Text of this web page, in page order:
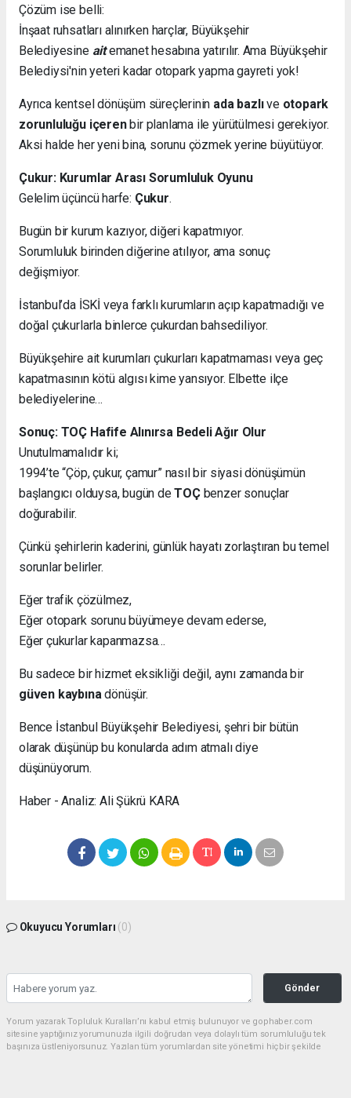
Çözüm ise belli:
İnşaat ruhsatları alınırken harçlar, Büyükşehir
Belediyesine aitemanet hesabına yatırılır. Ama Büyükşehir
Belediysi'nin yeteri kadar otopark yapma gayreti yok!
Ayrıca kentsel dönüşüm süreçlerinin ada bazlıve otopark
zorunluluğu içerenbir planlama ile yürütülmesi gerekiyor.
Aksi halde her yeni bina, sorunu çözmek yerine büyütüyor.
Çukur: Kurumlar Arası Sorumluluk Oyunu
Gelelim üçüncü harfe: Çukur.
Bugün bir kurum kazıyor, diğeri kapatmıyor.
Sorumluluk birinden diğerine atılıyor, ama sonuç
değişmiyor.
İstanbul’da İSKİ veya farklı kurumların açıp kapatmadığı ve
doğal çukurlarla binlerce çukurdan bahsediliyor.
Büyükşehire ait kurumları çukurları kapatmaması veya geç
kapatmasının kötü algısı kime yansıyor. Elbette ilçe
belediyelerine…
Sonuç: TOÇ Hafife Alınırsa Bedeli Ağır Olur
Unutulmamalıdır ki;
1994’te “Çöp, çukur, çamur” nasıl bir siyasi dönüşümün
başlangıcı olduysa, bugün deTOÇbenzer sonuçlar
doğurabilir.
Çünkü şehirlerin kaderini, günlük hayatı zorlaştıran bu temel
sorunlar belirler.
Eğer trafik çözülmez,
Eğer otopark sorunu büyümeye devam ederse,
Eğer çukurlar kapanmazsa…
Bu sadece bir hizmet eksikliği değil, aynı zamanda bir
güven kaybınadönüşür.
Bence İstanbul Büyükşehir Belediyesi, şehri bir bütün
olarak düşünüp bu konularda adım atmalı diye
düşünüyorum.
Haber - Analiz: Ali Şükrü KARA
Okuyucu Yorumları (0)
Gönder
Yorum yazarak Topluluk Kuralları’nı kabul etmiş bulunuyor ve gophaber.com
sitesine yaptığınız yorumunuzla ilgili doğrudan veya dolaylı tüm sorumluluğu tek
başınıza üstleniyorsunuz. Yazılan tüm yorumlardan site yönetimi hiçbir şekilde